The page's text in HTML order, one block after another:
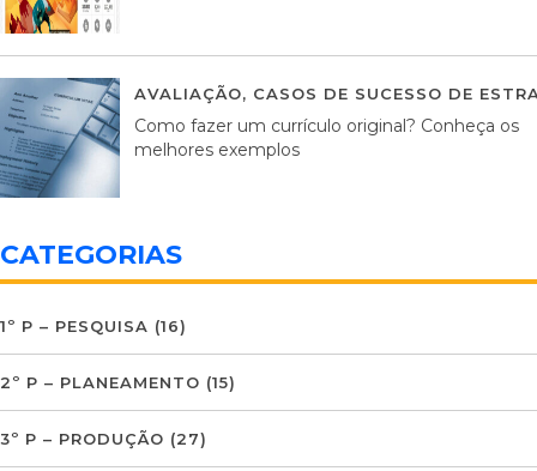
AVALIAÇÃO, CASOS DE SUCESSO DE
Como fazer um currículo original? Conheça os
melhores exemplos
CATEGORIAS
1º P – PESQUISA (16)
2º P – PLANEAMENTO (15)
3º P – PRODUÇÃO (27)